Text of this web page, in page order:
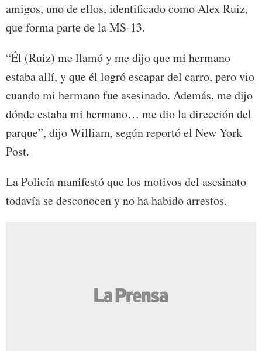
amigos, uno de ellos, identificado como Alex Ruiz,
que forma parte de la MS-13.
“Él (Ruiz) me llamó y me dijo que mi hermano
estaba allí, y que él logró escapar del carro, pero vio
cuando mi hermano fue asesinado. Además, me dijo
dónde estaba mi hermano… me dio la dirección del
parque”, dijo William, según reportó el New York
Post.
La Policía manifestó que los motivos del asesinato
todavía se desconocen y no ha habido arrestos.